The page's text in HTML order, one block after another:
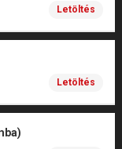
Letöltés
Letöltés